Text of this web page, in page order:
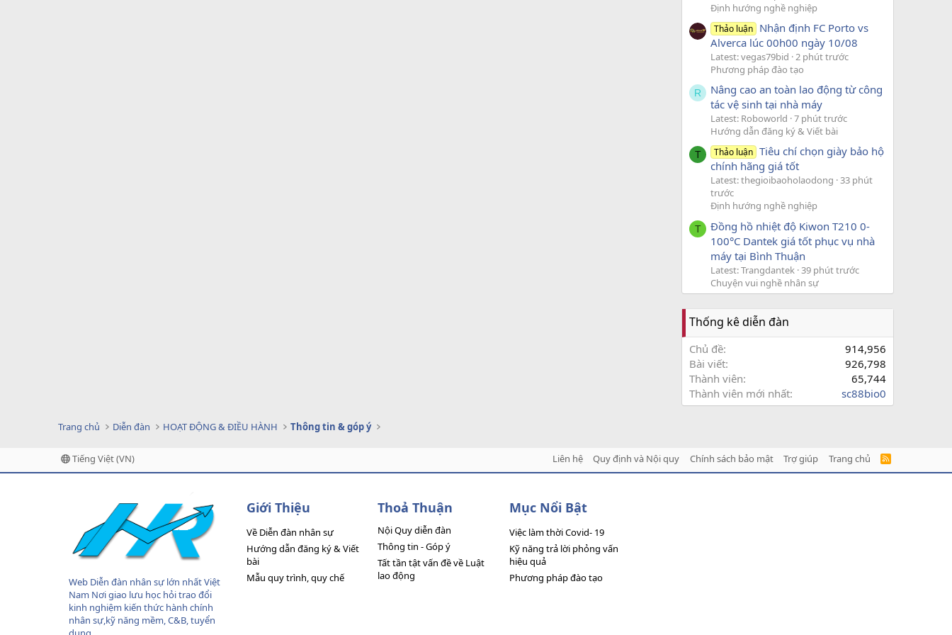
Định hướng nghề nghiệp
Thảo luận Nhận định FC Porto vs
Alverca lúc 00h00 ngày 10/08
Latest: vegas79bid 2 phút trước
Phương pháp đào tạo
R
Nâng cao an toàn lao động từ công
tác vệ sinh tại nhà máy
Latest: Roboworld 7 phút trước
Hướng dẫn đăng ký & Viết bài
T Thảo luận Tiêu chí chọn giày bảo hộ
chính hãng giá tốt
Latest: thegioibaoholaodong 33 phút
trước
Định hướng nghề nghiệp
T
Đồng hồ nhiệt độ Kiwon T210 0-
100°C Dantek giá tốt phục vụ nhà
máy tại Bình Thuận
Latest: Trangdantek 39 phút trước
Chuyện vui nghề nhân sự
Thống kê diễn đàn
Chủ đề
914,956
Bài viết
926,798
Thành viên
65,744
Thành viên mới nhất
sc88bio0
Trang chủ Diễn đàn HOẠT ĐỘNG & ĐIỀU HÀNH Thông tin & góp ý
Tiếng Việt (VN) Liên hệ Quy định và Nội quy Chính sách bảo mật Trợ giúp Trang chủ
R
Web Diễn đàn nhân sự lớn nhất Việt
Nam Nơi giao lưu học hỏi trao đổi
kinh nghiệm kiến thức hành chính
nhân sự,kỹ năng mềm, C&B, tuyển
Giới Thiệu
Về Diễn đàn nhân sự
Hướng dẫn đăng ký & Viết
bài
Mẫu quy trình, quy chế
Thoả Thuận
Nội Quy diễn đàn
Thông tin - Góp ý
Tất tần tật vấn đề về Luật
lao động
Mục Nổi Bật
Việc làm thời Covid- 19
Kỹ năng trả lời phỏng vấn
hiệu quả
Phương pháp đào tạo